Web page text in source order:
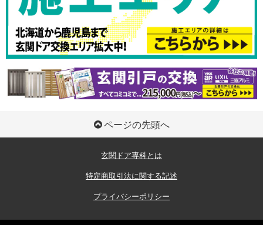
ページの先頭へ
玄関ドア専科とは
特定商取引法に関する記述
プライバシーポリシー